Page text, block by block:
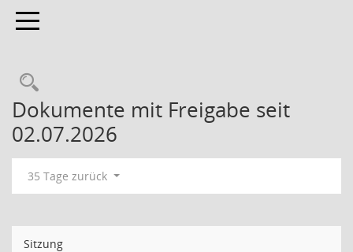
Toggle navigation
Rechercheauswahl
Dokumente mit Freigabe seit
02.07.2026
35 Tage zurück
Sitzung